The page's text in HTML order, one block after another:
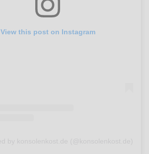
View this post on Instagram